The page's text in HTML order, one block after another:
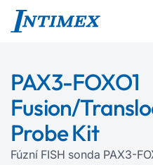
PAX3-FOXO1
Fusion/
Probe Kit
Fúzní FISH sonda PAX3-